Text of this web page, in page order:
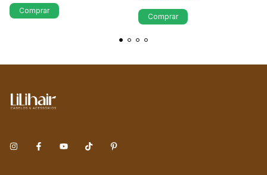
Comprar
Comprar